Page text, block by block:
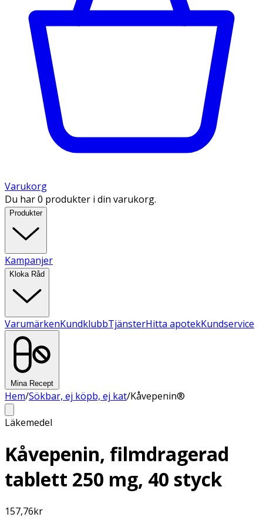
Varukorg
Du har 0 produkter i din varukorg.
Produkter
Kampanjer
Kloka Råd
VarumärkenKundklubbTjänsterHitta apotekKundservice
Mina Recept
Hem/Sökbar, ej köpb, ej kat/Kåvepenin®
Läkemedel
Kåvepenin, filmdragerad
tablett 250 mg, 40 styck
157,76kr